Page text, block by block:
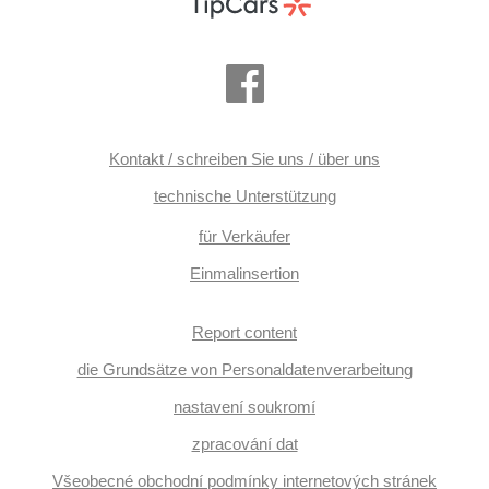
Lenkrad einstellbar, Schaltflutlicht,
Fahrkamera, parkovací senzory přední, parkovací senzory
zadní, erfüllt 'EURO VI', Servolenkung,
Antriebsschlupfregelung (ASR), Vorderlichter LED, řazení
Scheibenwischersensor, Lichtsensor, Reifendrucksensor,
des Fahrers, Sportsitze, Elektronisches Stabilitätsprogramm
(ESP), starten per Taste, Tempomat, Getönte Scheiben,
třízónová klimatizace, USB, Außenthermometer,
Innenthermometer, volba jízdního režimu, beheizte Sitze,
vyhřívaná zadní sedadla, beheizte Spiegel, beheizte
Lenkrad, höheneinstellbare Sitze, wifi hotspot, zadní loketní
Kontakt / schreiben Sie uns / über uns
technische Unterstützung
für Verkäufer
Einmalinsertion
Report content
die Grundsätze von Personaldatenverarbeitung
nastavení soukromí
zpracování dat
Všeobecné obchodní podmínky internetových stránek